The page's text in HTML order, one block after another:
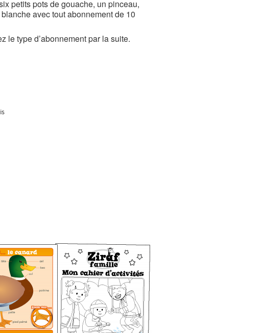
petits pots de gouache, un pinceau,
avec tout abonnement de 10
le type d’abonnement par la suite.